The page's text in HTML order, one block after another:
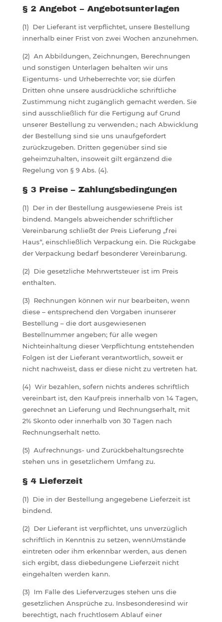
§ 2 Angebot – Angebotsunterlagen
(1) Der Lieferant ist verpflichtet, unsere Bestellung
innerhalb einer Frist von zwei Wochen anzunehmen.
(2) An Abbildungen, Zeichnungen, Berechnungen
und sonstigen Unterlagen behalten wir uns
Eigentums- und Urheberrechte vor; sie dürfen
Dritten ohne unsere ausdrückliche schriftliche
Zustimmung nicht zugänglich gemacht werden. Sie
sind ausschließlich für die Fertigung auf Grund
unserer Bestellung zu verwenden.; nach Abwicklung
der Bestellung sind sie uns unaufgefordert
zurückzugeben. Dritten gegenüber sind sie
geheimzuhalten, insoweit gilt ergänzend die
Regelung von § 9 Abs. (4).
§ 3 Preise – Zahlungsbedingungen
(1) Der in der Bestellung ausgewiesene Preis ist
bindend. Mangels abweichender schriftlicher
Vereinbarung schließt der Preis Lieferung „frei
Haus“, einschließlich Verpackung ein. Die Rückgabe
der Verpackung bedarf besonderer Vereinbarung.
(2) Die gesetzliche Mehrwertsteuer ist im Preis
enthalten.
(3) Rechnungen können wir nur bearbeiten, wenn
diese – entsprechend den Vorgaben inunserer
Bestellung – die dort ausgewiesenen
Bestellnummer angeben; für alle wegen
Nichteinhaltung dieser Verpflichtung entstehenden
Folgen ist der Lieferant verantwortlich, soweit er
nicht nachweist, dass er diese nicht zu vertreten hat.
(4) Wir bezahlen, sofern nichts anderes schriftlich
vereinbart ist, den Kaufpreis innerhalb von 14 Tagen,
gerechnet an Lieferung und Rechnungserhalt, mit
2% Skonto oder innerhalb von 30 Tagen nach
Rechnungserhalt netto.
(5) Aufrechnungs- und Zurückbehaltungsrechte
stehen uns in gesetzlichem Umfang zu.
§ 4 Lieferzeit
(1) Die in der Bestellung angegebene Lieferzeit ist
bindend.
(2) Der Lieferant ist verpflichtet, uns unverzüglich
schriftlich in Kenntnis zu setzen, wennUmstände
eintreten oder ihm erkennbar werden, aus denen
sich ergibt, dass diebedungene Lieferzeit nicht
eingehalten werden kann.
(3) Im Falle des Lieferverzuges stehen uns die
gesetzlichen Ansprüche zu. Insbesonderesind wir
berechtigt, nach fruchtlosem Ablauf einer